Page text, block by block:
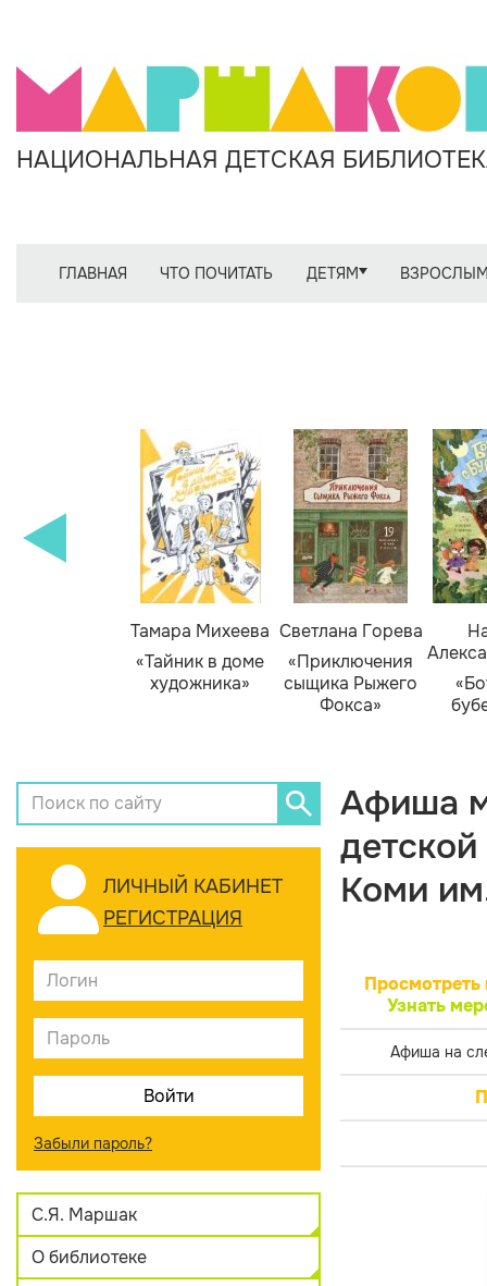
НАЦИОНАЛЬНАЯ ДЕТСКАЯ
ГЛАВНАЯ ЧТО ПОЧИТАТЬ ДЕТЯМ
Тамара Михеева
«Тайник в доме
художника»
Светлана Горева
«Приключения
сыщика Рыжего
Фокса»
ЛИЧНЫЙ КАБИНЕТ
РЕГИСТРАЦИЯ
Забыли пароль?
С.Я. Маршак
О библиотеке
Афиша
Коми
Просмотреть
Узнать
Афиша на